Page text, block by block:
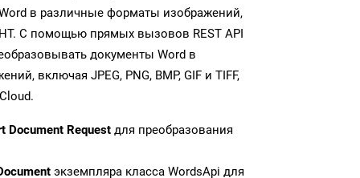
в различные форматы изображений,
С помощью прямых вызовов REST API
документы Word в
включая JPEG, PNG, BMP, GIF и TIFF,
Document Request для преобразования
экземпляра класса WordsApi для